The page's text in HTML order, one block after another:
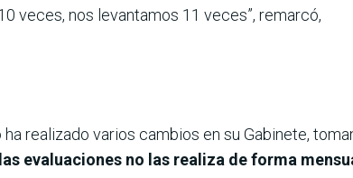
veces, nos levantamos 11 veces”, remarcó,
realizado varios cambios en su Gabinete,
evaluaciones no las realiza de forma